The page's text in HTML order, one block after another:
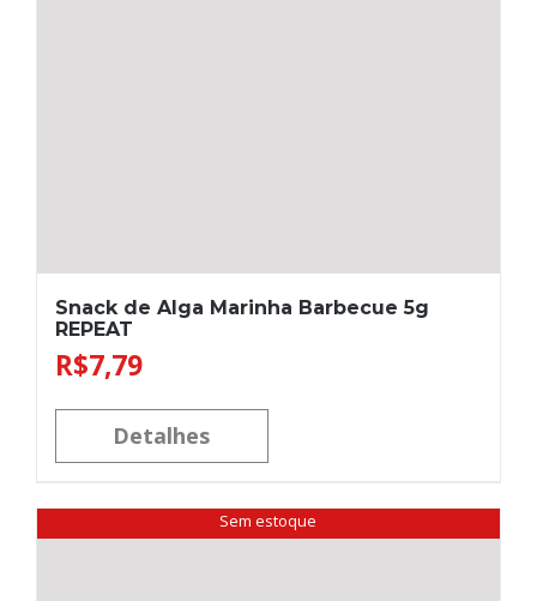
Snack de Alga Marinha Barbecue 5g
REPEAT
R$7,79
Detalhes
Sem estoque